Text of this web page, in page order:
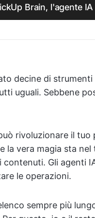
Brain, l'agente
decine di
uguali. Sebbene
rivoluzionare il
la vera magia sta
contenuti. Gli agenti
le operazioni.
sempre più